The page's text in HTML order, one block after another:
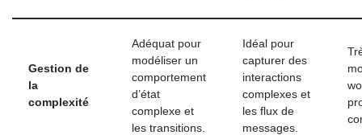
Gestion de
la
complexité
Adéquat pour
modéliser un
comportement
d’état
complexe et
les transitions.
Idéal pour
capturer des
interactions
complexes et
les flux de
messages.